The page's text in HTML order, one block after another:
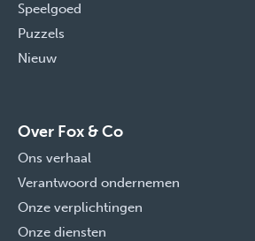
Speelgoed
Puzzels
Nieuw
Over Fox & Co
Ons verhaal
Verantwoord ondernemen
Onze verplichtingen
Onze diensten